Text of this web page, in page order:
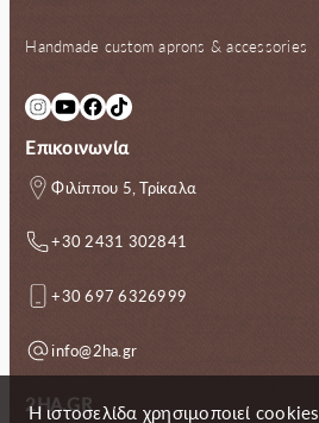
Handmade custom aprons & accessories
InstagramYouTube Facebook TikTok
Επικοινωνία
Φιλίππου 5, Τρίκαλα
+30 2431 302841
+30 697 6326999
info@2ha.gr
2HA.GR
Η ιστοσελίδα χρησιμοποιεί cookies